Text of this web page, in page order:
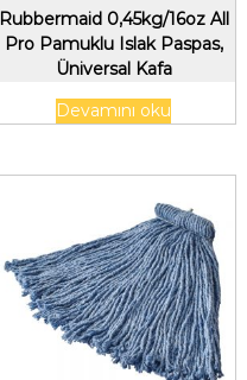
Rubbermaid 0,45kg/16oz All
Pro Pamuklu Islak Paspas,
Üniversal Kafa
Devamını oku